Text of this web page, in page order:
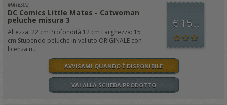
MATES02
DC Comics Little Mates - Catwoman
peluche misura 3
Altezza: 22 cm Profondità 12 cm Larghezza: 15
cm Stupendo peluche in velluto ORIGINALE con
licenza u..
€ 15,00
AVVISAMI QUANDO È DISPONIBILE
VAI ALLA SCHEDA PRODOTTO